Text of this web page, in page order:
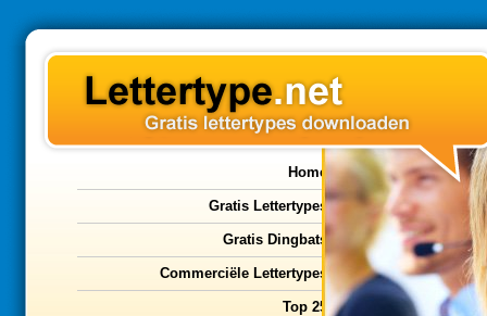
Home
Gratis Lettertypes
Gratis Dingbats
Commerciële Lettertypes
Top 25